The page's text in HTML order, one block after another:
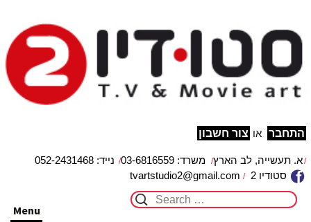
מפת האתר
הצהרת נגישות
צור קשר
עבור לתוכן
studio2
התחבר או צור חשבון
א. תעשייה, לב הארץ משרד: 03-6816559
נייד: 052-2431468
tvartstudio2@gmail.com
Menu
Search for: